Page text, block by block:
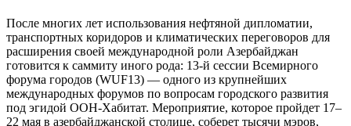
После многих лет использования нефтяной дипломатии,
транспортных коридоров и климатических переговоров для
расширения своей международной роли Азербайджан
готовится к саммиту иного рода: 13-й сессии Всемирного
форума городов (WUF13) — одного из крупнейших
международных форумов по вопросам городского развития
под эгидой ООН-Хабитат. Мероприятие, которое пройдет 17–
22 мая в азербайджанской столице, соберет тысячи мэров,